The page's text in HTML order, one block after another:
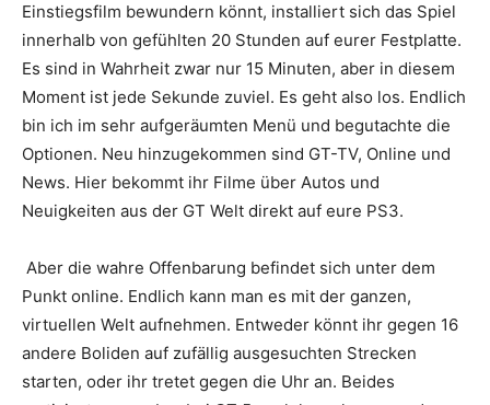
Einstiegsfilm bewundern könnt, installiert sich das Spiel
innerhalb von gefühlten 20 Stunden auf eurer Festplatte.
Es sind in Wahrheit zwar nur 15 Minuten, aber in diesem
Moment ist jede Sekunde zuviel. Es geht also los. Endlich
bin ich im sehr aufgeräumten Menü und begutachte die
Optionen. Neu hinzugekommen sind GT-TV, Online und
News. Hier bekommt ihr Filme über Autos und
Neuigkeiten aus der GT Welt direkt auf eure PS3.
Aber die wahre Offenbarung befindet sich unter dem
Punkt online. Endlich kann man es mit der ganzen,
virtuellen Welt aufnehmen. Entweder könnt ihr gegen 16
andere Boliden auf zufällig ausgesuchten Strecken
starten, oder ihr tretet gegen die Uhr an. Beides